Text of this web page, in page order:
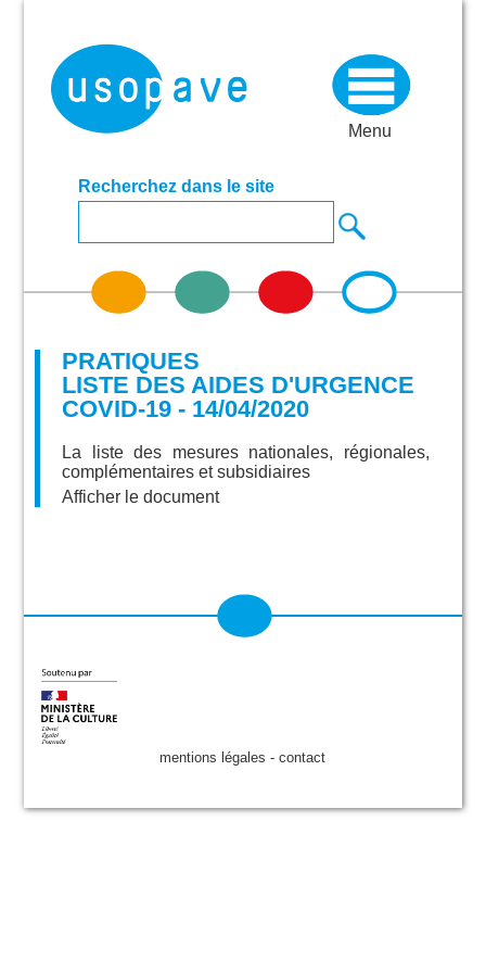
Menu
Recherchez dans le site
PRATIQUES
LISTE DES AIDES D'URGENCE
COVID-19 - 14/04/2020
La liste des mesures nationales, régionales,
complémentaires et subsidiaires
Afficher le document
mentions légales -contact